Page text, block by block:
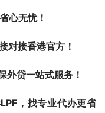
心无忧！
对接香港官方！
外贷一站式服务！
，找专业代办更省